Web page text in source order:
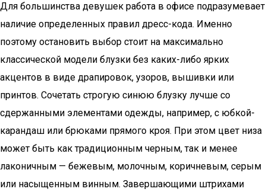
Для большинства девушек работа в офисе подразумевает
наличие определенных правил дресс-кода. Именно
поэтому остановить выбор стоит на максимально
классической модели блузки без каких-либо ярких
акцентов в виде драпировок, узоров, вышивки или
принтов. Сочетать строгую синюю блузку лучше со
сдержанными элементами одежды, например, с юбкой-
карандаш или брюками прямого кроя. При этом цвет низа
может быть как традиционным черным, так и менее
лаконичным — бежевым, молочным, коричневым, серым
или насыщенным винным. Завершающими штрихами